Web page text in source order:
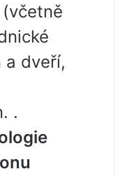
a dveří,
.